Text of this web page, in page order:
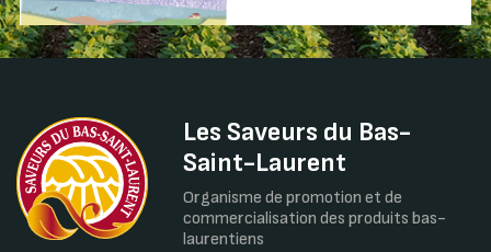
Les Saveurs du Bas-
Saint-Laurent
Organisme de promotion et de
commercialisation des produits bas-
laurentiens